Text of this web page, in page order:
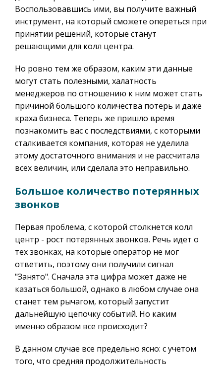
Воспользовавшись ими, вы получите важный
инструмент, на который сможете опереться при
принятии решений, которые станут
решающими для колл центра.
Но ровно тем же образом, каким эти данные
могут стать полезными, халатность
менеджеров по отношению к ним может стать
причиной большого количества потерь и даже
краха бизнеса. Теперь же пришло время
познакомить вас с последствиями, с которыми
сталкивается компания, которая не уделила
этому достаточного внимания и не рассчитала
всех величин, или сделала это неправильно.
Большое количество потерянных
звонков
Первая проблема, с которой столкнется колл
центр - рост потерянных звонков. Речь идет о
тех звонках, на которые оператор не мог
ответить, поэтому они получили сигнал
"Занято". Сначала эта цифра может даже не
казаться большой, однако в любом случае она
станет тем рычагом, который запустит
дальнейшую цепочку событий. Но каким
именно образом все происходит?
В данном случае все предельно ясно: с учетом
того, что средняя продолжительность